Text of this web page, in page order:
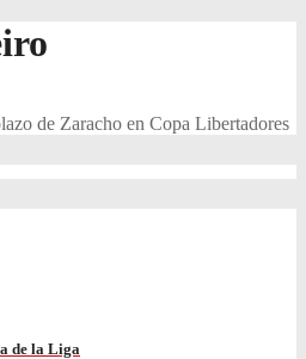
de Zaracho en Copa Libertadores
de la Liga